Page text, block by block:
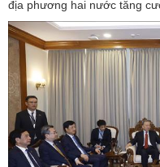
địa phương hai nước tăng